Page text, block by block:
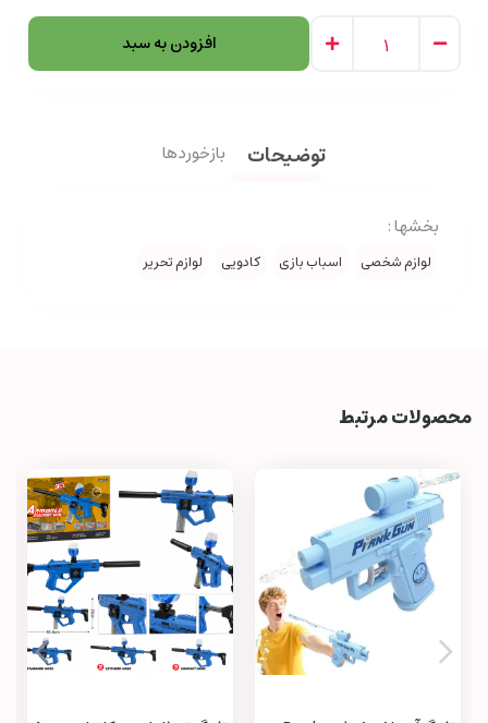
افزودن به سبد
توضیحات بازخوردها
بخشها :
لوازم شخصی اسباب بازی کادویی لوازم تحریر
محصولات مرتبط